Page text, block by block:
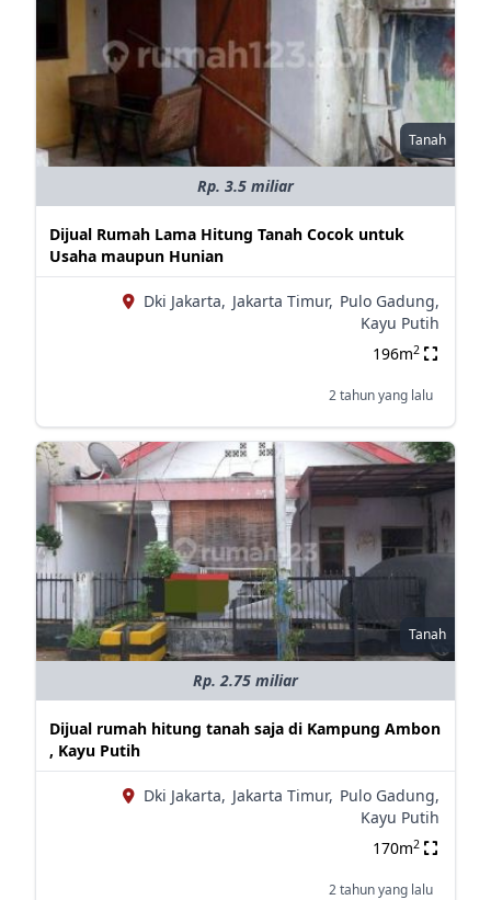
Tanah
Rp. 3.5 miliar
Dijual Rumah Lama Hitung Tanah Cocok untuk
Usaha maupun Hunian
Dki Jakarta, Jakarta Timur, Pulo Gadung,
Kayu Putih
196m2
2 tahun yang lalu
Tanah
Rp. 2.75 miliar
Dijual rumah hitung tanah saja di Kampung Ambon
, Kayu Putih
Dki Jakarta, Jakarta Timur, Pulo Gadung,
Kayu Putih
170m2
2 tahun yang lalu